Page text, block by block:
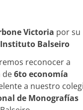
Victoria por su
Balseiro
reconocer a
de6to economía
a nuestro
de Monografías